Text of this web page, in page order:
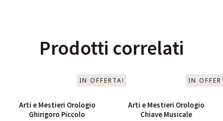
Prodotti correlati
IN OFFERTA!
Arti e Mestieri Orologio
Ghirigoro Piccolo
IN
Arti e Mestieri Orologio
Chiave Musicale